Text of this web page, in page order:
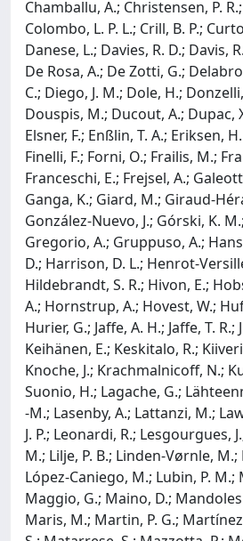
Chamballu, A.; Christensen, P.
Colombo, L. P. L.; Crill, B. P.;
Danese, L.; Davies, R. D.; Davis,
De Rosa, A.; De Zotti, G.;
C.; Diego, J. M.; Dole, H.;
Douspis, M.; Ducout, A.; Dupac,
Elsner, F.; Enßlin, T. A.; Eriksen,
Finelli, F.; Forni, O.; Frailis, M.;
Franceschi, E.; Frejsel, A.;
Ganga, K.; Giard, M.; Giraud-
González-Nuevo, J.; Górski, K.
Gregorio, A.; Gruppuso, A.;
D.; Harrison, D. L.; Henrot-
Hildebrandt, S. R.; Hivon, E.;
A.; Hornstrup, A.; Hovest, W.;
Hurier, G.; Jaffe, A. H.; Jaffe, T. R.;
Keihänen, E.; Keskitalo, R.;
Knoche, J.; Krachmalnicoff, N.;
Suonio, H.; Lagache, G.;
-M.; Lasenby, A.; Lattanzi, M.;
J. P.; Leonardi, R.; Lesgourgues,
M.; Lilje, P. B.; Linden-Vørnle,
López-Caniego, M.; Lubin, P. M.;
Maggio, G.; Maino, D.;
Maris, M.; Martin, P. G.;